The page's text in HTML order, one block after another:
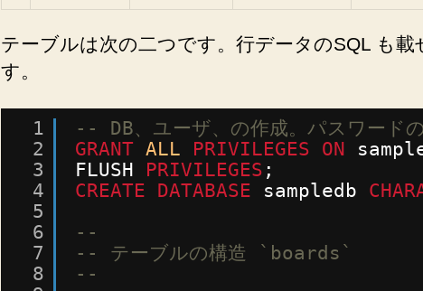
テーブルは次の二つです。行データのSQL も載
す。
1
2
3
4
5
6
7
8
-- DB、ユーザ、の作成。パスワード
GRANT ALL PRIVILEGES ON
FLUSH PRIVILEGES ;
CREATE
DATABASE sampledb
--
-- テーブルの構造 `boards`
--